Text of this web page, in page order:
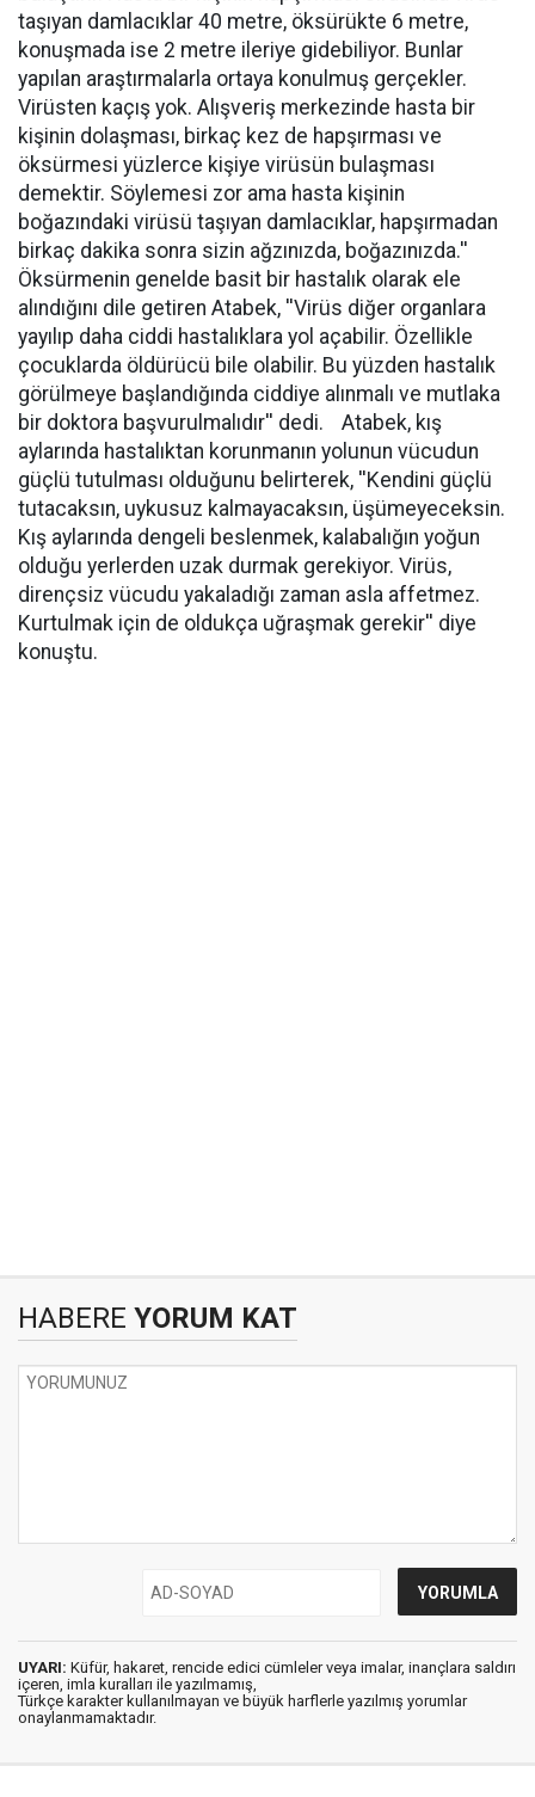
taşıyan damlacıklar 40 metre, öksürükte 6 metre,
konuşmada ise 2 metre ileriye gidebiliyor. Bunlar
yapılan araştırmalarla ortaya konulmuş gerçekler.
Virüsten kaçış yok. Alışveriş merkezinde hasta bir
kişinin dolaşması, birkaç kez de hapşırması ve
öksürmesi yüzlerce kişiye virüsün bulaşması
demektir. Söylemesi zor ama hasta kişinin
boğazındaki virüsü taşıyan damlacıklar, hapşırmadan
birkaç dakika sonra sizin ağzınızda, boğazınızda.''
Öksürmenin genelde basit bir hastalık olarak ele
alındığını dile getiren Atabek, ''Virüs diğer organlara
yayılıp daha ciddi hastalıklara yol açabilir. Özellikle
çocuklarda öldürücü bile olabilir. Bu yüzden hastalık
görülmeye başlandığında ciddiye alınmalı ve mutlaka
bir doktora başvurulmalıdır'' dedi. Atabek, kış
aylarında hastalıktan korunmanın yolunun vücudun
güçlü tutulması olduğunu belirterek, ''Kendini güçlü
tutacaksın, uykusuz kalmayacaksın, üşümeyeceksin.
Kış aylarında dengeli beslenmek, kalabalığın yoğun
olduğu yerlerden uzak durmak gerekiyor. Virüs,
dirençsiz vücudu yakaladığı zaman asla affetmez.
Kurtulmak için de oldukça uğraşmak gerekir'' diye
konuştu.
HABERE YORUM KAT
UYARI: Küfür, hakaret, rencide edici cümleler veya imalar, inançlara saldırı
içeren, imla kuralları ile yazılmamış,
Türkçe karakter kullanılmayan ve büyük harflerle yazılmış yorumlar
onaylanmamaktadır.